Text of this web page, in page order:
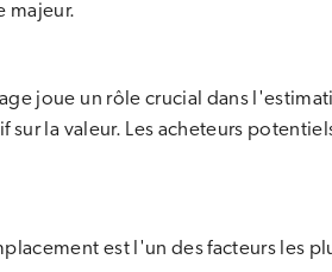
majeur.
joue un rôle crucial dans
sur la valeur. Les acheteurs
est l'un des facteurs les